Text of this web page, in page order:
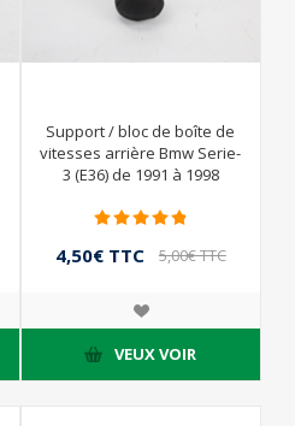
Support / bloc de boîte de
vitesses arrière Bmw Serie-
3 (E36) de 1991 à 1998
4,50€ TTC 5,00€ TTC
VEUX VOIR